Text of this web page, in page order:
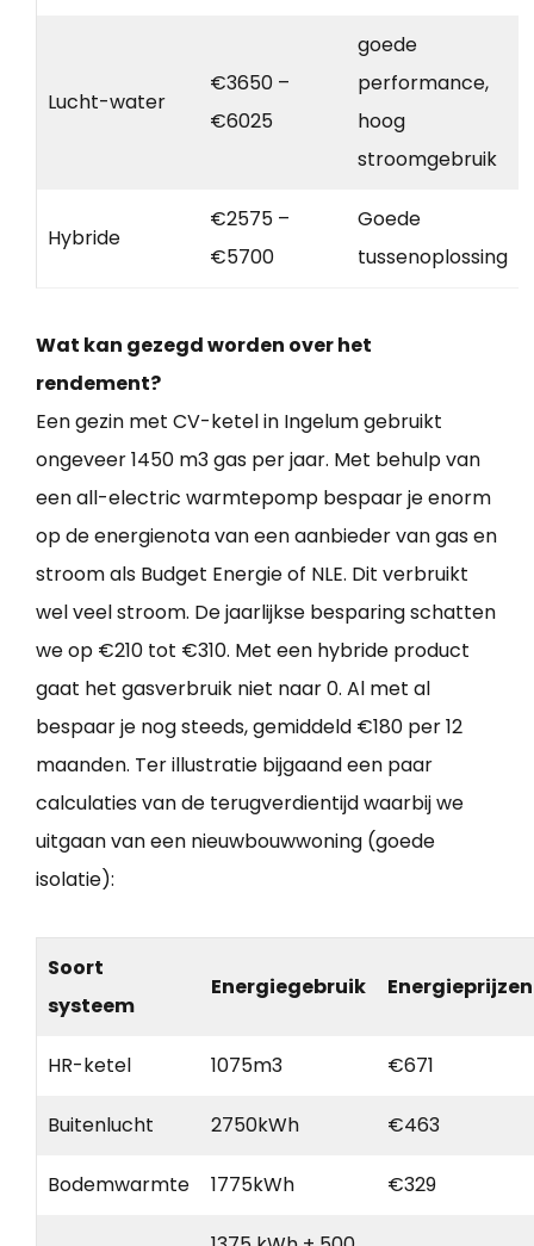
Lucht-water
€3650 –
€6025
goede
performance,
hoog
stroomgebruik
Hybride
€2575 –
€5700
Goede
tussenoplossing
Wat kan gezegd worden over het
rendement?
Een gezin met CV-ketel in Ingelum gebruikt
ongeveer 1450 m3 gas per jaar. Met behulp van
een all-electric warmtepomp bespaar je enorm
op de energienota van een aanbieder van gas en
stroom als Budget Energie of NLE. Dit verbruikt
wel veel stroom. De jaarlijkse besparing schatten
we op €210 tot €310. Met een hybride product
gaat het gasverbruik niet naar 0. Al met al
bespaar je nog steeds, gemiddeld €180 per 12
maanden. Ter illustratie bijgaand een paar
calculaties van de terugverdientijd waarbij we
uitgaan van een nieuwbouwwoning (goede
isolatie):
Soort
systeem
Energiegebruik Energieprijzen
HR-ketel 1075m3 €671
Buitenlucht 2750kWh €463
Bodemwarmte 1775kWh €329